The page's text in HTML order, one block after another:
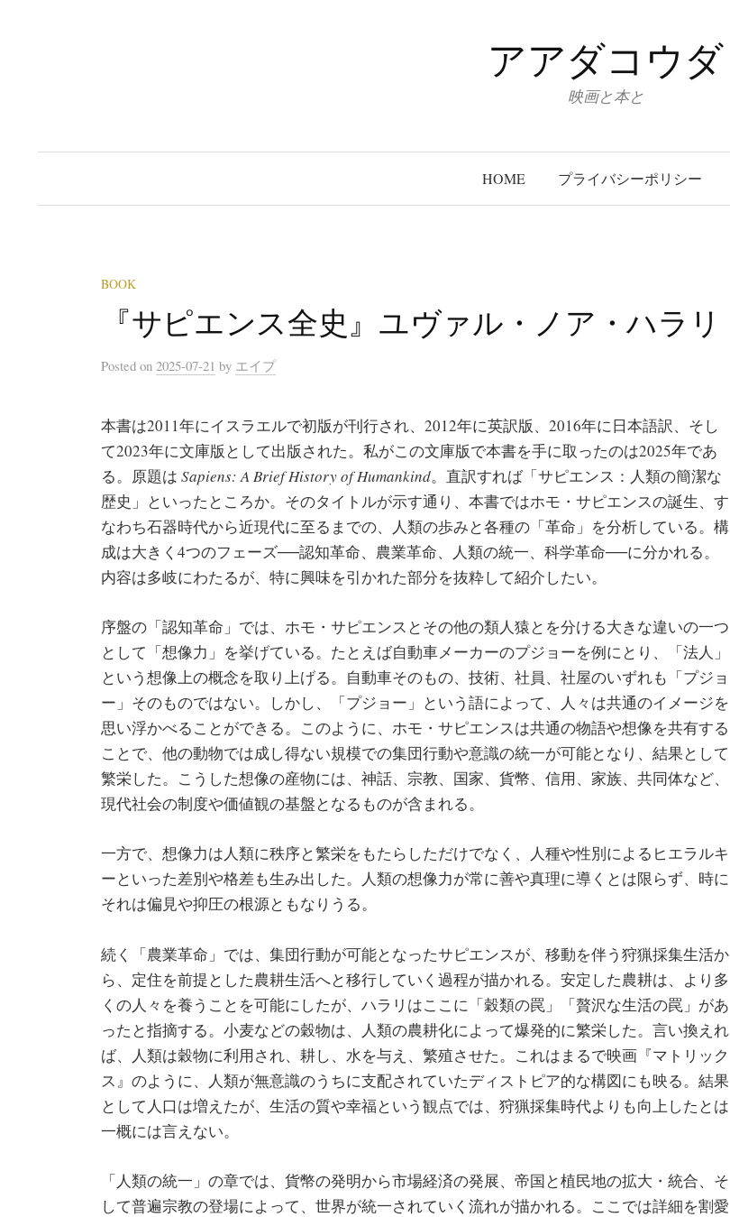
アアダコウダ
映画と本と
HOME プライバシーポリシー
BOOK
『サピエンス全史』ユヴァル・ノア・ハラリ
Posted on 2025-07-21 by エイプ
本書は2011年にイスラエルで初版が刊行され、2012年に英訳版、2016年に日本語訳、そし
て2023年に文庫版として出版された。私がこの文庫版で本書を手に取ったのは2025年であ
る。原題は Sapiens: A Brief History of Humankind。直訳すれば「サピエンス：人類の簡潔な
歴史」といったところか。そのタイトルが示す通り、本書ではホモ・サピエンスの誕生、す
なわち石器時代から近現代に至るまでの、人類の歩みと各種の「革命」を分析している。構
成は大きく4つのフェーズ──認知革命、農業革命、人類の統一、科学革命──に分かれる。
内容は多岐にわたるが、特に興味を引かれた部分を抜粋して紹介したい。
序盤の「認知革命」では、ホモ・サピエンスとその他の類人猿とを分ける大きな違いの一つ
として「想像力」を挙げている。たとえば自動車メーカーのプジョーを例にとり、「法人」
という想像上の概念を取り上げる。自動車そのもの、技術、社員、社屋のいずれも「プジョ
ー」そのものではない。しかし、「プジョー」という語によって、人々は共通のイメージを
思い浮かべることができる。このように、ホモ・サピエンスは共通の物語や想像を共有する
ことで、他の動物では成し得ない規模での集団行動や意識の統一が可能となり、結果として
繁栄した。こうした想像の産物には、神話、宗教、国家、貨幣、信用、家族、共同体など、
現代社会の制度や価値観の基盤となるものが含まれる。
一方で、想像力は人類に秩序と繁栄をもたらしただけでなく、人種や性別によるヒエラルキ
ーといった差別や格差も生み出した。人類の想像力が常に善や真理に導くとは限らず、時に
それは偏見や抑圧の根源ともなりうる。
続く「農業革命」では、集団行動が可能となったサピエンスが、移動を伴う狩猟採集生活か
ら、定住を前提とした農耕生活へと移行していく過程が描かれる。安定した農耕は、より多
くの人々を養うことを可能にしたが、ハラリはここに「穀類の罠」「贅沢な生活の罠」があ
ったと指摘する。小麦などの穀物は、人類の農耕化によって爆発的に繁栄した。言い換えれ
ば、人類は穀物に利用され、耕し、水を与え、繁殖させた。これはまるで映画『マトリック
ス』のように、人類が無意識のうちに支配されていたディストピア的な構図にも映る。結果
として人口は増えたが、生活の質や幸福という観点では、狩猟採集時代よりも向上したとは
一概には言えない。
「人類の統一」の章では、貨幣の発明から市場経済の発展、帝国と植民地の拡大・統合、そ
して普遍宗教の登場によって、世界が統一されていく流れが描かれる。ここでは詳細を割愛